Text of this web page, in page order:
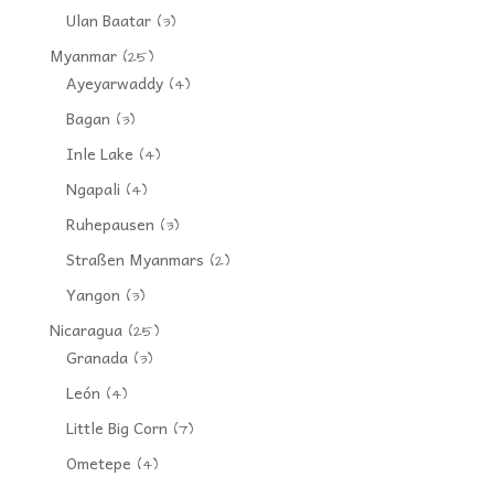
Ulan Baatar(3)
Myanmar(25)
Ayeyarwaddy(4)
Bagan (3)
Inle Lake (4)
Ngapali (4)
Ruhepausen (3)
Straßen Myanmars (2)
Yangon (3)
Nicaragua(25)
Granada(3)
León (4)
Little Big Corn (7)
Ometepe (4)